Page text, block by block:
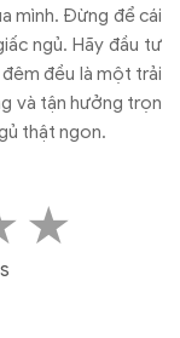
mình. Đừng để cái
ngủ. Hãy đầu tư
đều là một trải
và tận hưởng trọn
thật ngon.
★